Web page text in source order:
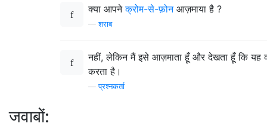
क्या आपनेक्रोम-से-फ़ोनआज़माया है ?
—शराब
नहीं, लेकिन मैं इसे आज़माता हूँ और देखता हूँ कि यह
करता है।
—प्रश्नकर्ता
जवाबों: